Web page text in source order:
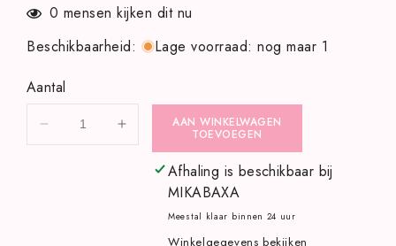
0 mensen kijken dit nu
Beschikbaarheid:
Lage voorraad: nog maar 1
Aantal
Aantal
verlagen
Aantal
verhogen
AAN WINKELWAGEN
TOEVOEGEN
Afhaling is beschikbaar bij
MIKABAXA
Meestal klaar binnen 24 uur
Winkelgegevens bekijken